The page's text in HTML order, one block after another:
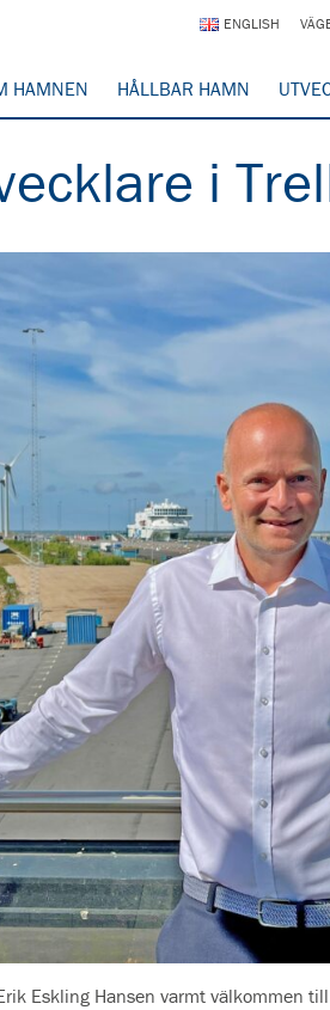
ENGLISH
HAMNEN HÅLLBAR HAMN
i
Eskling Hansen varmt välkommen